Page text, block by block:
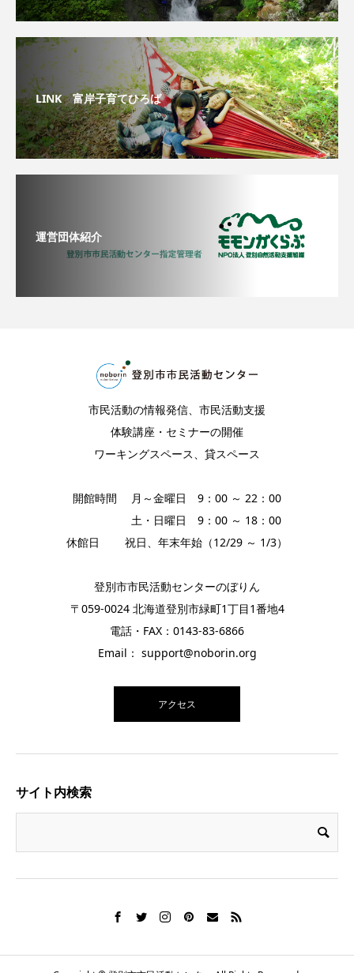
LINK 富岸子育てひろば
運営団体紹介
市民活動の情報発信、市民活動支援
体験講座・セミナーの開催
ワーキングスペース、貸スペース
開館時間 月～金曜日 9：00 ～ 22：00
土・日曜日 9：00 ～ 18：00
休館日 祝日、年末年始（12/29 ～ 1/3）
登別市市民活動センターのぼりん
〒059-0024 北海道登別市緑町1丁目1番地4
電話・FAX：0143-83-6866
Email： support@noborin.org
アクセス
サイト内検索